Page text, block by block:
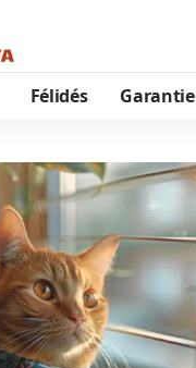
Félidés Garantie